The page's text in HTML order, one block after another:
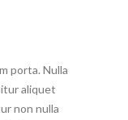
porta. Nulla
aliquet
non nulla